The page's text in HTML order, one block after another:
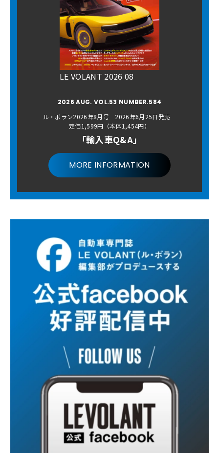
LE VOLANT 2026 08
2026 AUG. VOL.53 NUMBER.584
ル・ボラン2026年8月号 2026年6月25日発売
定価1,599円（本体1,454円）
「輸入車Q&A」
MORE INFORMATION